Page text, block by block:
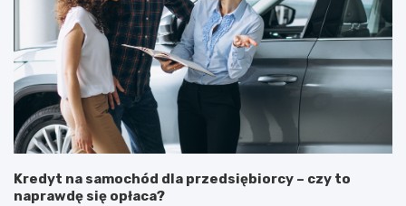
Kredyt na samochód dla przedsiębiorcy – czy to
naprawdę się opłaca?